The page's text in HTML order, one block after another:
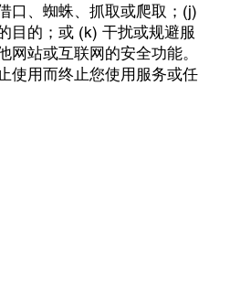
口、蜘蛛、抓取或爬取；(j)
目的；或 (k) 干扰或规避服
网站或互联网的安全功能。
使用而终止您使用服务或任